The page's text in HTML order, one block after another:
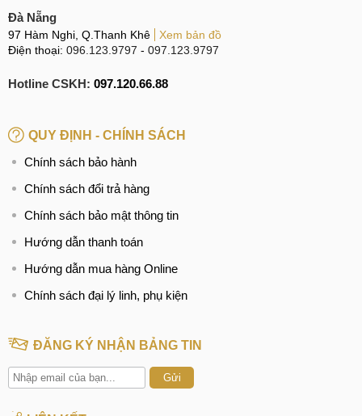
Đà Nẵng
97 Hàm Nghi, Q.Thanh Khê
Xem bản đồ
Điện thoại: 096.123.9797 - 097.123.9797
Hotline CSKH: 097.120.66.88
QUY ĐỊNH - CHÍNH SÁCH
Chính sách bảo hành
Chính sách đổi trả hàng
Chính sách bảo mật thông tin
Hướng dẫn thanh toán
Hướng dẫn mua hàng Online
Chính sách đại lý linh, phụ kiện
ĐĂNG KÝ NHẬN BẢNG TIN
Gửi